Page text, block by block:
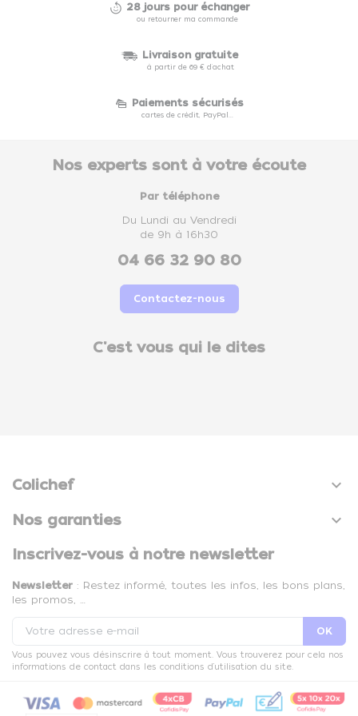
28 jours pour échanger
ou retourner ma commande
Livraison gratuite
à partir de 69 € d'achat
Paiements sécurisés
cartes de crédit, PayPal...
Nos experts sont à votre écoute
Par téléphone
Du Lundi au Vendredi
de 9h à 16h30
04 66 32 90 80
Contactez-nous
C'est vous qui le dites
Colichef 
Nos garanties 
Inscrivez-vous à notre newsletter
Newsletter : Restez informé, toutes les infos, les bons plans,
les promos, …
Vous pouvez vous désinscrire à tout moment. Vous trouverez pour cela nos
informations de contact dans les conditions d'utilisation du site.